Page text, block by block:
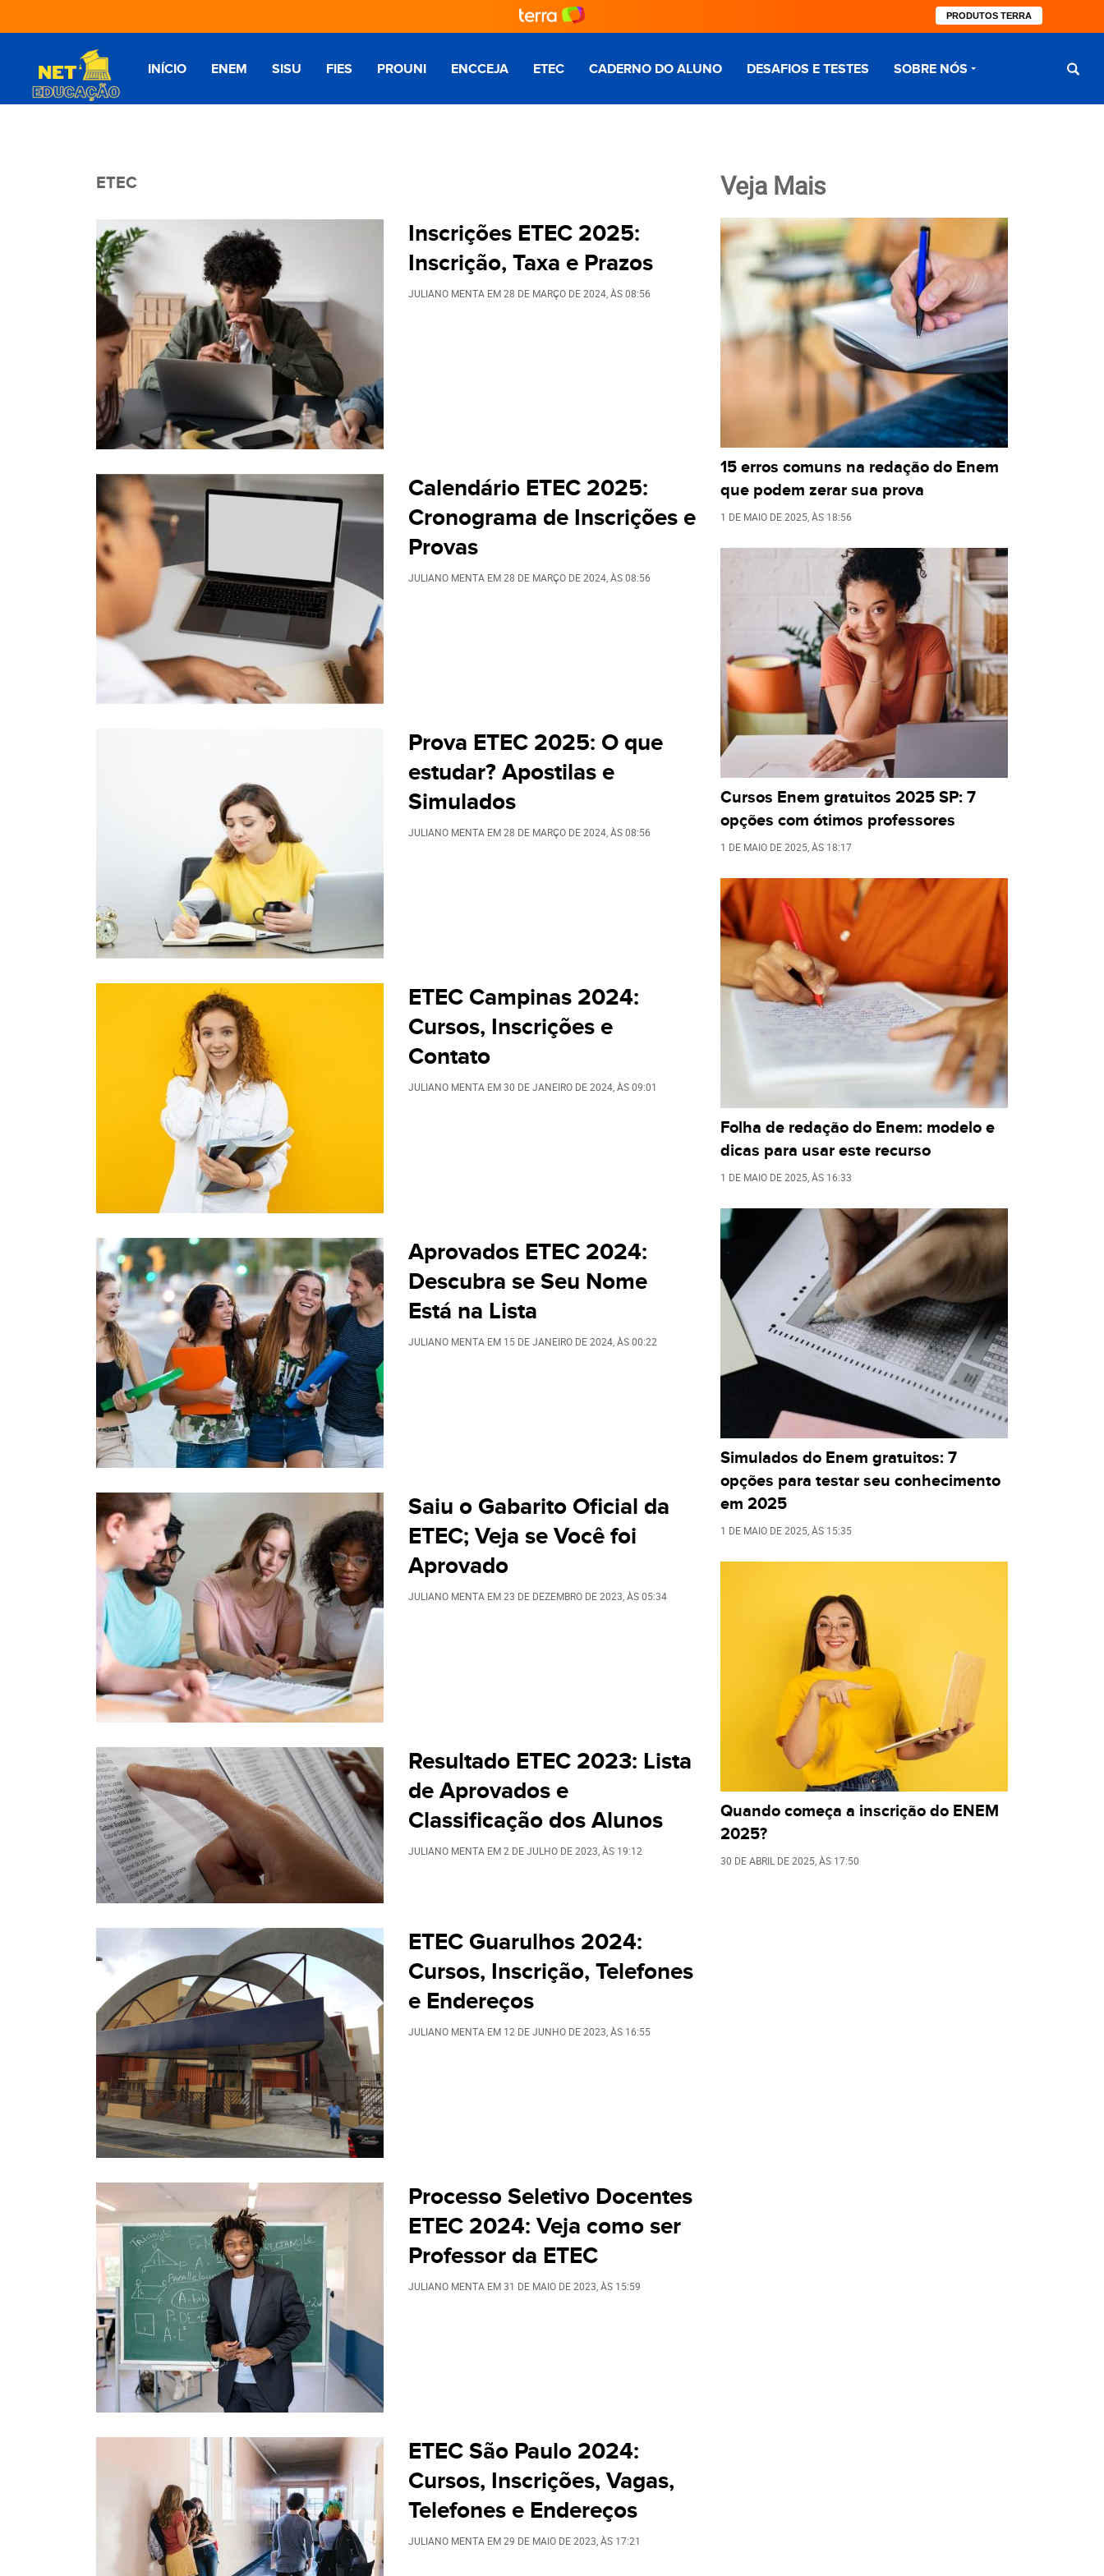
PRODUTOS TERRA
INÍCIO ENEM SISU FIES PROUNI ENCCEJA ETEC CADERNO DO ALUNO DESAFIOS E TESTES SOBRE NÓS
ETEC
Inscrições ETEC 2025:
Inscrição, Taxa e Prazos
JULIANO MENTA EM28 DE MARÇO DE 2024 , ÀS08:56
Calendário ETEC 2025:
Cronograma de Inscrições e
Provas
JULIANO MENTA EM28 DE MARÇO DE 2024 , ÀS08:56
Prova ETEC 2025: O que
estudar? Apostilas e
Simulados
JULIANO MENTA EM28 DE MARÇO DE 2024 , ÀS08:56
ETEC Campinas 2024:
Cursos, Inscrições e
Contato
JULIANO MENTA EM30 DE JANEIRO DE 2024 , ÀS09:01
Aprovados ETEC 2024:
Descubra se Seu Nome
Está na Lista
JULIANO MENTA EM 15 DE JANEIRO DE 2024 , ÀS00:22
Saiu o Gabarito Oficial da
ETEC; Veja se Você foi
Aprovado
JULIANO MENTA EM23 DE DEZEMBRO DE 2023 , ÀS05:34
Resultado ETEC 2023: Lista
de Aprovados e
Classificação dos Alunos
JULIANO MENTA EM2 DE JULHO DE 2023 , ÀS 19:12
ETEC Guarulhos 2024:
Cursos, Inscrição, Telefones
e Endereços
JULIANO MENTA EM 12 DE JUNHO DE 2023 , ÀS 16:55
Processo Seletivo Docentes
ETEC 2024: Veja como ser
Professor da ETEC
JULIANO MENTA EM31 DE MAIO DE 2023 , ÀS 15:59
ETEC São Paulo 2024:
Cursos, Inscrições, Vagas,
Telefones e Endereços
JULIANO MENTA EM29 DE MAIO DE 2023 , ÀS 17:21
Veja Mais
15 erros comuns na redação do Enem
que podem zerar sua prova
1 DE MAIO DE 2025 , ÀS 18:56
Cursos Enem gratuitos 2025 SP: 7
opções com ótimos professores
1 DE MAIO DE 2025 , ÀS 18:17
Folha de redação do Enem: modelo e
dicas para usar este recurso
1 DE MAIO DE 2025 , ÀS 16:33
Simulados do Enem gratuitos: 7
opções para testar seu conhecimento
em 2025
1 DE MAIO DE 2025 , ÀS 15:35
Quando começa a inscrição do ENEM
2025?
30 DE ABRIL DE 2025 , ÀS 17:50